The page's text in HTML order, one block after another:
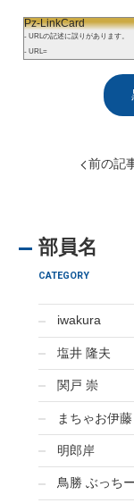
Pz-LinkCard
- URLの記述に誤りがあります。
- URL=
前の記
部員名
CATEGORY
iwakura
塩井 隆夫
関戸 崇
まちゃお伊藤
明郎岸
鳥勝 ぶっちー